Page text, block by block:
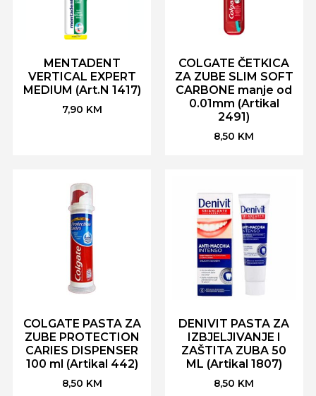
MENTADENT
VERTICAL EXPERT
MEDIUM (Art.N 1417)
7,90 KM
COLGATE ČETKICA
ZA ZUBE SLIM SOFT
CARBONE manje od
0.01mm (Artikal
2491)
8,50 KM
COLGATE PASTA ZA
ZUBE PROTECTION
CARIES DISPENSER
100 ml (Artikal 442)
8,50 KM
DENIVIT PASTA ZA
IZBJELJIVANJE I
ZAŠTITA ZUBA 50
ML (Artikal 1807)
8,50 KM